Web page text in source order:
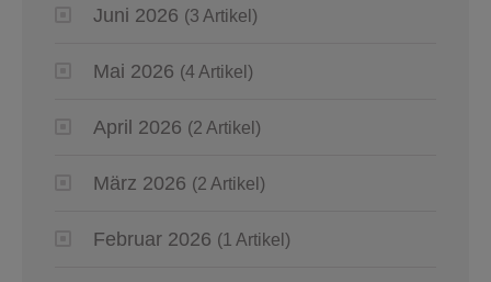
Juni 2026 (3 Artikel)
Mai 2026 (4 Artikel)
April 2026 (2 Artikel)
März 2026 (2 Artikel)
Februar 2026 (1 Artikel)